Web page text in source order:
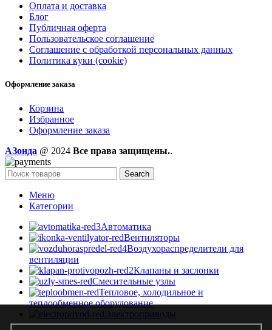
Оплата и доставка
Блог
Публичная оферта
Пользовательское соглашение
Соглашение с обработкой персональных данных
Политика куки (cookie)
Оформление заказа
Корзина
Избранное
Оформление заказа
AЗонда @ 2024 Все права защищены..
Search
Меню
Категории
Автоматика
Вентиляторы
Воздухораспределители для
вентиляции
Клапаны и заслонки
Смесительные узлы
Тепловое, холодильное и
теплообменное оборудование
Электроприводы